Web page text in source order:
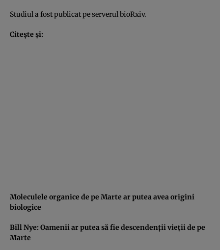
Studiul a fost publicat pe serverul bioRxiv.
Citeşte şi:
Moleculele organice de pe Marte ar putea avea origini
biologice
Bill Nye: Oamenii ar putea să fie descendenţii vieţii de pe
Marte